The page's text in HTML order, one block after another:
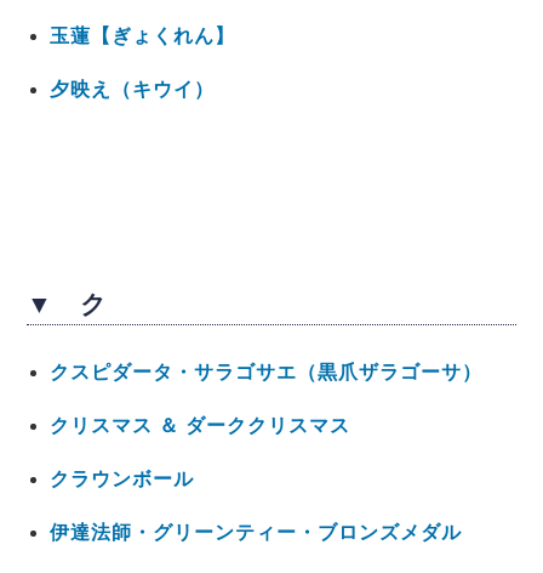
玉蓮【ぎょくれん】
夕映え（キウイ）
▼ ク
クスピダータ・サラゴサエ（黒爪ザラゴーサ）
クリスマス ＆ ダーククリスマス
クラウンボール
伊達法師・グリーンティー・ブロンズメダル